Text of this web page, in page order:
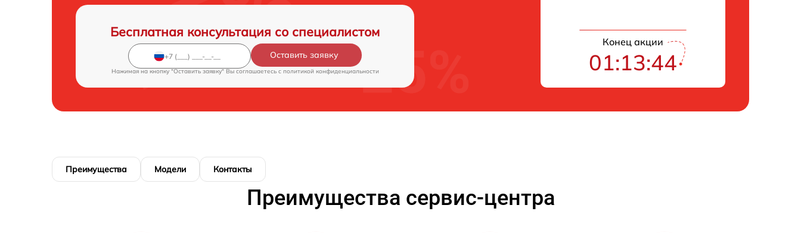
Бесплатная консультация со специалистом
Оставить заявку
Нажимая на кнопку "Оставить заявку" Вы соглашаетесь c политикой конфиденциальности
Конец акции
01:13:43
Преимущества Модели Контакты
Преимущества сервис-центра